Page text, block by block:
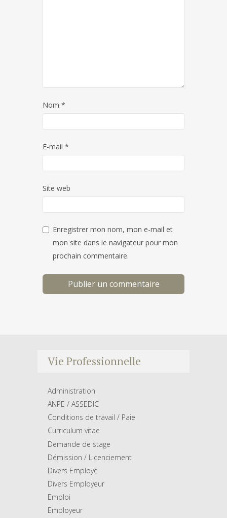
Nom *
E-mail *
Site web
Enregistrer mon nom, mon e-mail et
mon site dans le navigateur pour mon
prochain commentaire.
Vie Professionnelle
Administration
ANPE / ASSEDIC
Conditions de travail / Paie
Curriculum vitae
Demande de stage
Démission / Licenciement
Divers Employé
Divers Employeur
Emploi
Employeur